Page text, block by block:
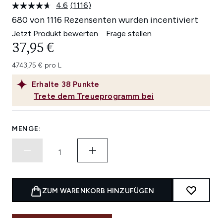
4.6 1116
Bewertungen
lesen.
Link
(1116)
680 von 1116 Rezensenten wurden incentiviert
Jetzt Produkt bewerten Frage stellen
Erhalte 38 Punkte
Trete dem Treueprogramm bei
37,95 €
4743,75 € pro L
MENGE:
ZUM WARENKORB HINZUFÜGEN